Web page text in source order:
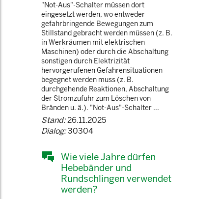
"Not-Aus"-Schalter müssen dort
eingesetzt werden, wo entweder
gefahrbringende Bewegungen zum
Stillstand gebracht werden müssen (z. B.
in Werkräumen mit elektrischen
Maschinen) oder durch die Abschaltung
sonstigen durch Elektrizität
hervorgerufenen Gefahrensituationen
begegnet werden muss (z. B.
durchgehende Reaktionen, Abschaltung
der Stromzufuhr zum Löschen von
Bränden u. ä.). "Not-Aus"-Schalter ...
Stand:26.11.2025
Dialog:30304
Wie viele Jahre dürfen
Hebebänder und
Rundschlingen verwendet
werden?